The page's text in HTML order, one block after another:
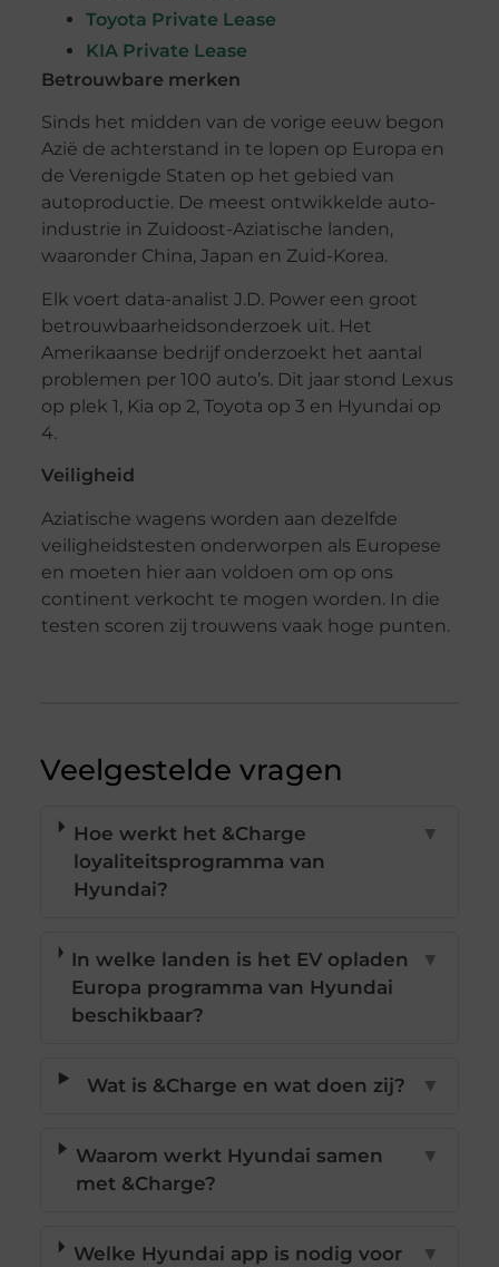
Toyota Private Lease
KIA Private Lease
Betrouwbare merken
Sinds het midden van de vorige eeuw begon
Azië de achterstand in te lopen op Europa en
de Verenigde Staten op het gebied van
autoproductie. De meest ontwikkelde auto-
industrie in Zuidoost-Aziatische landen,
waaronder China, Japan en Zuid-Korea.
Elk voert data-analist J.D. Power een groot
betrouwbaarheidsonderzoek uit. Het
Amerikaanse bedrijf onderzoekt het aantal
problemen per 100 auto’s. Dit jaar stond Lexus
op plek 1, Kia op 2, Toyota op 3 en Hyundai op
4.
Veiligheid
Aziatische wagens worden aan dezelfde
veiligheidstesten onderworpen als Europese
en moeten hier aan voldoen om op ons
continent verkocht te mogen worden. In die
testen scoren zij trouwens vaak hoge punten.
Veelgestelde vragen
Hoe werkt het &Charge
loyaliteitsprogramma van
Hyundai?
▼
In welke landen is het EV opladen
Europa programma van Hyundai
beschikbaar?
▼
Wat is &Charge en wat doen zij? ▼
Waarom werkt Hyundai samen
met &Charge?
▼
Welke Hyundai app is nodig voor ▼